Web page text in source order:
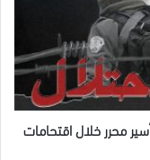
بينهم أسير محرر خلال اقتحامات